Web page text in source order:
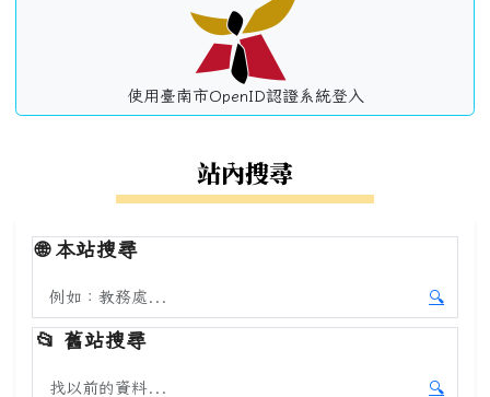
使用臺南市OpenID認證系統登入
站內搜尋
🌐本站搜尋
搜尋本站內容
🔍
開始本
📂 舊站搜尋
搜尋舊站內容
🔍